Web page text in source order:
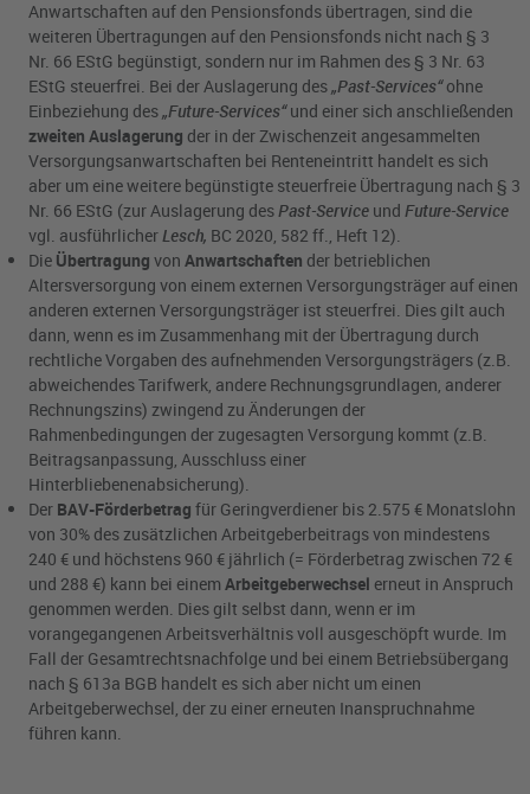
Anwartschaften auf den Pensionsfonds übertragen, sind die
weiteren Übertragungen auf den Pensionsfonds nicht nach § 3
Nr. 66 EStG begünstigt, sondern nur im Rahmen des § 3 Nr. 63
EStG steuerfrei. Bei der Auslagerung des„Past-Services“ohne
Einbeziehung des„Future-Services“und einer sich anschließenden
zweiten Auslagerung der in der Zwischenzeit angesammelten
Versorgungsanwartschaften bei Renteneintritt handelt es sich
aber um eine weitere begünstigte steuerfreie Übertragung nach § 3
Nr. 66 EStG (zur Auslagerung desPast-Service undFuture-Service
vgl. ausführlicherLesch, BC 2020, 582 ff., Heft 12).
Die Übertragung vonAnwartschaften der betrieblichen
Altersversorgung von einem externen Versorgungsträger auf einen
anderen externen Versorgungsträger ist steuerfrei. Dies gilt auch
dann, wenn es im Zusammenhang mit der Übertragung durch
rechtliche Vorgaben des aufnehmenden Versorgungsträgers (z.B.
abweichendes Tarifwerk, andere Rechnungsgrundlagen, anderer
Rechnungszins) zwingend zu Änderungen der
Rahmenbedingungen der zugesagten Versorgung kommt (z.B.
Beitragsanpassung, Ausschluss einer
Hinterbliebenenabsicherung).
Der BAV-Förderbetrag für Geringverdiener bis 2.575 € Monatslohn
von 30% des zusätzlichen Arbeitgeberbeitrags von mindestens
240 € und höchstens 960 € jährlich (= Förderbetrag zwischen 72 €
und 288 €) kann bei einemArbeitgeberwechsel erneut in Anspruch
genommen werden. Dies gilt selbst dann, wenn er im
vorangegangenen Arbeitsverhältnis voll ausgeschöpft wurde. Im
Fall der Gesamtrechtsnachfolge und bei einem Betriebsübergang
nach § 613a BGB handelt es sich aber nicht um einen
Arbeitgeberwechsel, der zu einer erneuten Inanspruchnahme
führen kann.